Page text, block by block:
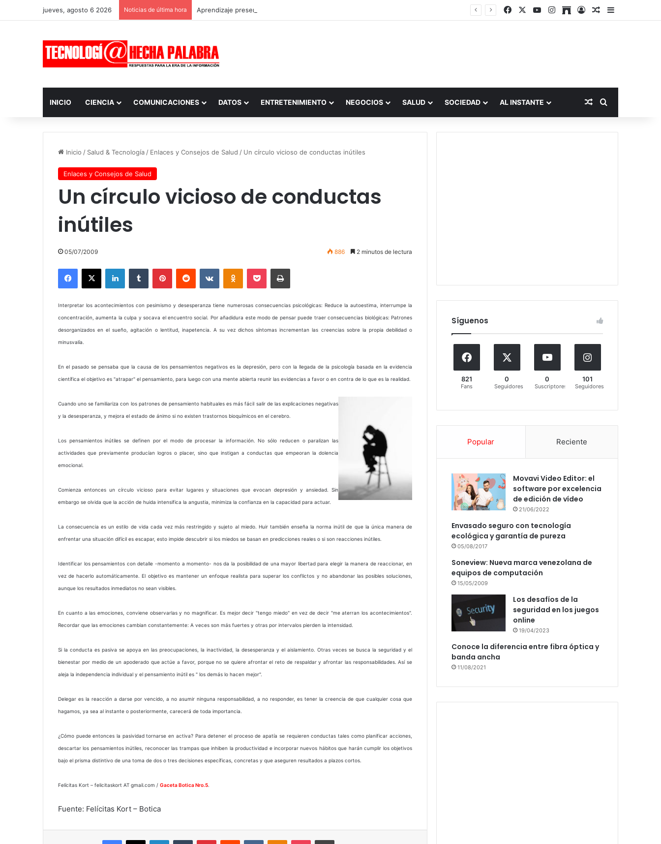
jueves, agosto 6 2026 Noticias de última hora Aprendizaje presencial vs. por internet FacebookYouTubeInstagram
ArchiveAccesoPublicación al
Barra lateral
INICIO CIENCIA COMUNICACIONES DATOS ENTRETENIMIENTO NEGOCIOS SALUD SOCIEDAD AL INSTANTE Publicación al
Buscar por
Inicio / Salud & Tecnología / Enlaces y Consejos de Salud / Un círculo vicioso de conductas inútiles
Enlaces y Consejos de Salud
Un círculo vicioso de conductas
inútiles
05/07/2009 886 2 minutos de lectura
Facebook
X LinkedInTumblr PinterestReddit VKontakteOdnoklassniki
Pocket Imprimir
Interpretar los acontecimientos con pesimismo y desesperanza tiene numerosas consecuencias psicológicas: Reduce la autoestima, interrumpe la
concentración, aumenta la culpa y socava el encuentro social. Por añadidura este modo de pensar puede traer consecuencias biológicas: Patrones
desorganizados en el sueño, agitación o lentitud, inapetencia. A su vez dichos síntomas incrementan las creencias sobre la propia debilidad o
minusvalía.
En el pasado se pensaba que la causa de los pensamientos negativos es la depresión, pero con la llegada de la psicología basada en la evidencia
científica el objetivo es "atrapar" el pensamiento, para luego con una mente abierta reunir las evidencias a favor o en contra de lo que es la realidad.
Cuando uno se familiariza con los patrones de pensamiento habituales es más fácil salir de las explicaciones negativas
y la desesperanza, y mejora el estado de ánimo si no existen trastornos bioquímicos en el cerebro.
Los pensamientos inútiles se definen por el modo de procesar la información. No sólo reducen o paralizan las
actividades que previamente producían logros o placer, sino que instigan a conductas que empeoran la dolencia
emocional.
Comienza entonces un círculo vicioso para evitar lugares y situaciones que evocan depresión y ansiedad. Sin
embargo se olvida que la acción de huida intensifica la angustia, minimiza la confianza en la capacidad para actuar.
La consecuencia es un estilo de vida cada vez más restringido y sujeto al miedo. Huir también enseña la norma inútil de que la única manera de
enfrentar una situación difícil es escapar, esto impide descubrir si los miedos se basan en predicciones reales o si son reacciones inútiles.
Identificar los pensamientos con detalle -momento a momento- nos da la posibilidad de una mayor libertad para elegir la manera de reaccionar, en
vez de hacerlo automáticamente. El objetivo es mantener un enfoque realista para superar los conflictos y no abandonar las posibles soluciones,
aunque los resultados inmediatos no sean visibles.
En cuanto a las emociones, conviene observarlas y no magnificar. Es mejor decir "tengo miedo" en vez de decir "me aterran los acontecimientos".
Recordar que las emociones cambian constantemente: A veces son más fuertes y otras por intervalos pierden la intensidad.
Si la conducta es pasiva se apoya en las preocupaciones, la inactividad, la desesperanza y el aislamiento. Otras veces se busca la seguridad y el
bienestar por medio de un apoderado que actúe a favor, porque no se quiere afrontar el reto de respaldar y afrontar las responsabilidades. Así se
aleja la independencia individual y el pensamiento inútil es " los demás lo hacen mejor".
Delegar es la reacción a darse por vencido, a no asumir ninguna responsabilidad, a no responder, es tener la creencia de que cualquier cosa que
hagamos, ya sea al instante o posteriormente, carecerá de toda importancia.
¿Cómo puede entonces la pasividad tornarse en activa? Para detener el proceso de apatía se requieren conductas tales como planificar acciones,
descartar los pensamientos inútiles, reconocer las trampas que inhiben la productividad e incorporar nuevos hábitos que harán cumplir los objetivos
bajo el prisma distintivo de una toma de dos o tres decisiones específicas, concretas y que aseguren resultados a plazos cortos.
Felícitas Kort – felicitaskort AT gmail.com / Gaceta Botica Nro.5
Fuente: Felícitas Kort – Botica
Facebook
X LinkedInTumblr PinterestReddit VKontakteOdnoklassniki
Pocket Imprimir
Síguenos
821
Fans
0
Seguidores
0
Suscriptores
101
Seguidores
Popular Reciente
Movavi Video Editor: el
software por excelencia
de edición de vídeo
21/06/2022
Envasado seguro con tecnología
ecológica y garantía de pureza
05/08/2017
Soneview: Nueva marca venezolana de
equipos de computación
15/05/2009
Los desafíos de la
seguridad en los juegos
online
19/04/2023
Conoce la diferencia entre fibra óptica y
banda ancha
11/08/2021